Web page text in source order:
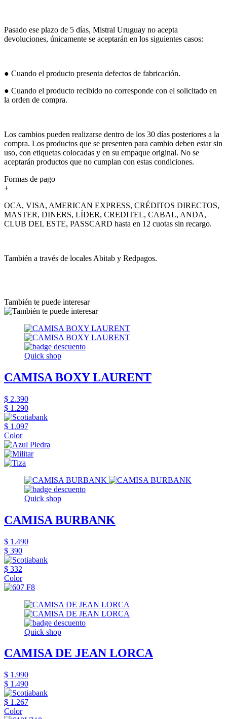
Pasado ese plazo de 5 días, Mistral Uruguay no acepta
devoluciones, únicamente se aceptarán en los siguientes casos:
● Cuando el producto presenta defectos de fabricación.
● Cuando el producto recibido no corresponde con el solicitado en
la orden de compra.
Los cambios pueden realizarse dentro de los 30 días posteriores a la
compra. Los productos que se presenten para cambio deben estar sin
uso, con etiquetas colocadas y en su empaque original. No se
aceptarán productos que no cumplan con estas condiciones.
Formas de pago
+
OCA, VISA, AMERICAN EXPRESS, CRÉDITOS DIRECTOS,
MASTER, DINERS, LÍDER, CREDITEL, CABAL, ANDA,
CLUB DEL ESTE, PASSCARD hasta en 12 cuotas sin recargo.
También a través de locales Abitab y Redpagos.
También te puede interesar
Quick shop
CAMISA BOXY LAURENT
$ 2.390
$ 1.290
$ 1.097
Color
Quick shop
CAMISA BURBANK
$ 1.490
$ 390
$ 332
Color
Quick shop
CAMISA DE JEAN LORCA
$ 1.990
$ 1.490
$ 1.267
Color